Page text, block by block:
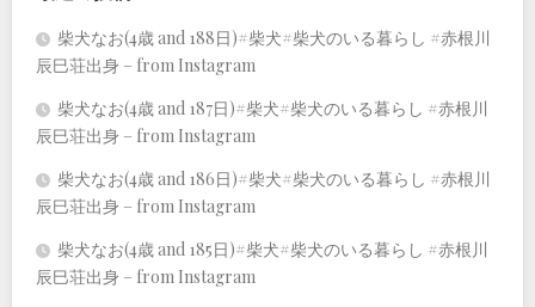
柴犬なお(4歳 and 188日)#柴犬#柴犬のいる暮らし #赤根川
辰巳荘出身 – from Instagram
柴犬なお(4歳 and 187日)#柴犬#柴犬のいる暮らし #赤根川
辰巳荘出身 – from Instagram
柴犬なお(4歳 and 186日)#柴犬#柴犬のいる暮らし #赤根川
辰巳荘出身 – from Instagram
柴犬なお(4歳 and 185日)#柴犬#柴犬のいる暮らし #赤根川
辰巳荘出身 – from Instagram